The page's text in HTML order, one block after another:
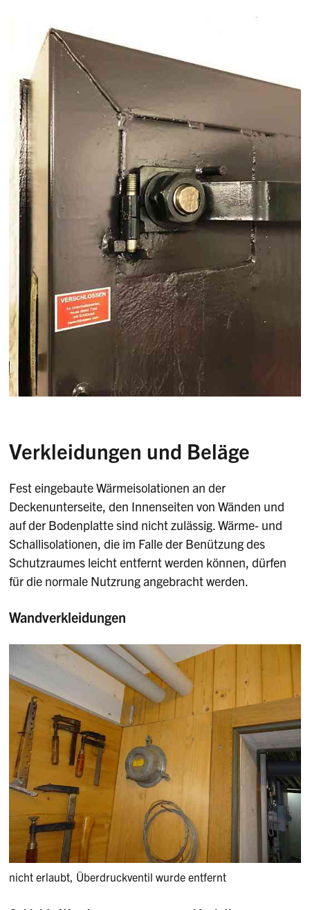
Verkleidungen und Beläge
Fest eingebaute Wärmeisolationen an der
Deckenunterseite, den Innenseiten von Wänden und
auf der Bodenplatte sind nicht zulässig. Wärme- und
Schallisolationen, die im Falle der Benützung des
Schutzraumes leicht entfernt werden können, dürfen
für die normale Nutzrung angebracht werden.
Wandverkleidungen
nicht erlaubt, Überdruckventil wurde entfernt